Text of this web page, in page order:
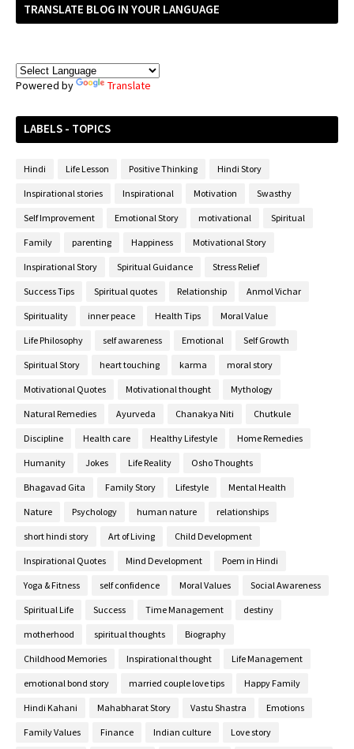
TRANSLATE BLOG IN YOUR LANGUAGE
Powered by Translate
LABELS - TOPICS
Hindi Life Lesson Positive Thinking Hindi Story
Inspirational stories Inspirational Motivation Swasthy
Self Improvement Emotional Story motivational Spiritual
Family parenting Happiness Motivational Story
Inspirational Story Spiritual Guidance Stress Relief
Success Tips Spiritual quotes Relationship Anmol Vichar
Spirituality inner peace Health Tips Moral Value
Life Philosophy self awareness Emotional Self Growth
Spiritual Story heart touching karma moral story
Motivational Quotes Motivational thought Mythology
Natural Remedies Ayurveda Chanakya Niti Chutkule
Discipline Health care Healthy Lifestyle Home Remedies
Humanity Jokes Life Reality Osho Thoughts
Bhagavad Gita Family Story Lifestyle Mental Health
Nature Psychology human nature relationships
short hindi story Art of Living Child Development
Inspirational Quotes Mind Development Poem in Hindi
Yoga & Fitness self confidence Moral Values Social Awareness
Spiritual Life Success Time Management destiny
motherhood spiritual thoughts Biography
Childhood Memories Inspirational thought Life Management
emotional bond story married couple love tips Happy Family
Hindi Kahani Mahabharat Story Vastu Shastra Emotions
Family Values Finance Indian culture Love story